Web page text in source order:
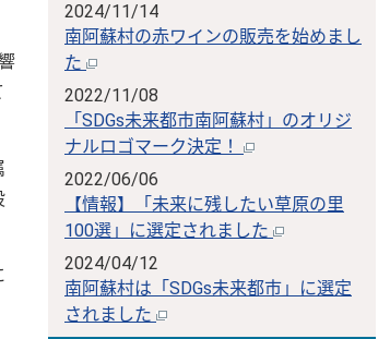
2024/11/14
南阿蘇村の赤ワインの販売を始めまし
た
2022/11/08
「SDGs未来都市南阿蘇村」のオリジ
ナルロゴマーク決定！
2022/06/06
【情報】「未来に残したい草原の里
100選」に選定されました
2024/04/12
南阿蘇村は「SDGs未来都市」に選定
されました